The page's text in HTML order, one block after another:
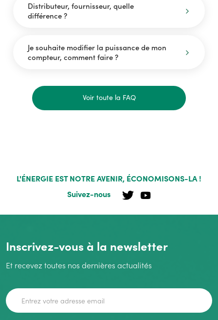
Distributeur, fournisseur, quelle
différence ?
Je souhaite modifier la puissance de mon
compteur, comment faire ?
Voir toute la FAQ
L'ÉNERGIE EST NOTRE AVENIR, ÉCONOMISONS-LA !
Suivez-nous
Inscrivez-vous à la newsletter
Et recevez toutes nos dernières actualités
Adresse de courriel